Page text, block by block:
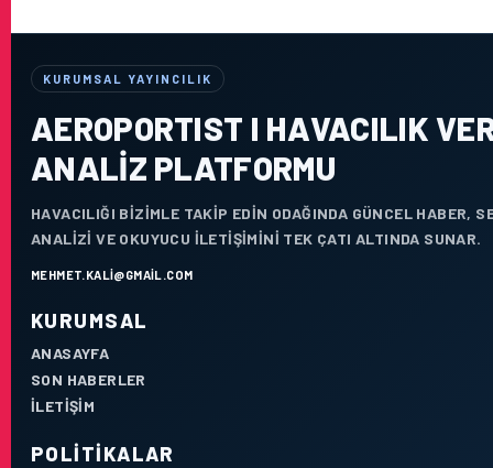
KURUMSAL YAYINCILIK
AEROPORTIST I HAVACILIK
ANALIZ PLATFORMU
HAVACILIĞI BIZIMLE TAKIP EDIN ODAĞINDA GÜNCEL HABER,
ANALIZI VE OKUYUCU ILETIŞIMINI TEK ÇATI ALTINDA SUNAR.
MEHMET.KALI@GMAIL.COM
KURUMSAL
ANASAYFA
SON HABERLER
İLETIŞIM
POLITIKALAR